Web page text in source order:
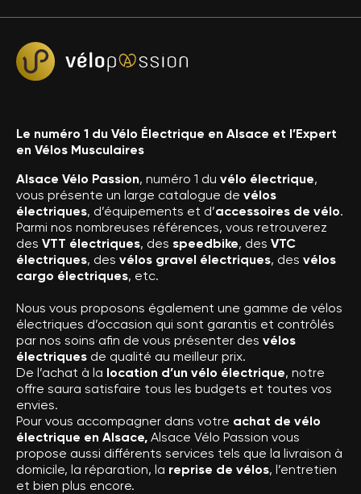
Le numéro 1 du Vélo Électrique en Alsace et l’Expert
en Vélos Musculaires
Alsace Vélo Passion, numéro 1 du vélo électrique,
vous présente un large catalogue de vélos
électriques, d’équipements et d’accessoires de vélo.
Parmi nos nombreuses références, vous retrouverez
des VTT électriques, des speedbike, des VTC
électriques, des vélos gravel électriques, des vélos
cargo électriques, etc.
Nous vous proposons également une gamme de vélos
électriques d’occasion qui sont garantis et contrôlés
par nos soins afin de vous présenter des vélos
électriques de qualité au meilleur prix.
De l’achat à la location d’un vélo électrique, notre
offre saura satisfaire tous les budgets et toutes vos
envies.
Pour vous accompagner dans votre achat de vélo
électrique en Alsace, Alsace Vélo Passion vous
propose aussi différents services tels que la livraison à
domicile, la réparation, la reprise de vélos, l’entretien
et bien plus encore.